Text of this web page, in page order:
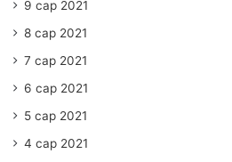
9 сар 2021
8 сар 2021
7 сар 2021
6 сар 2021
5 сар 2021
4 сар 2021